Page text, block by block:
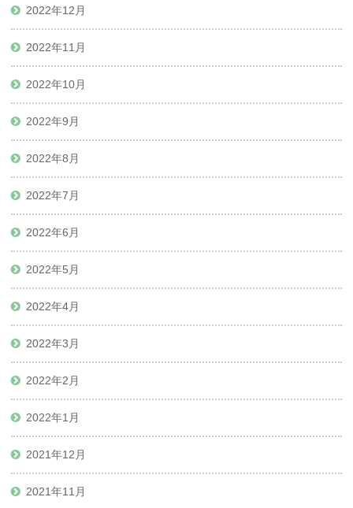
2022年12月
2022年11月
2022年10月
2022年9月
2022年8月
2022年7月
2022年6月
2022年5月
2022年4月
2022年3月
2022年2月
2022年1月
2021年12月
2021年11月